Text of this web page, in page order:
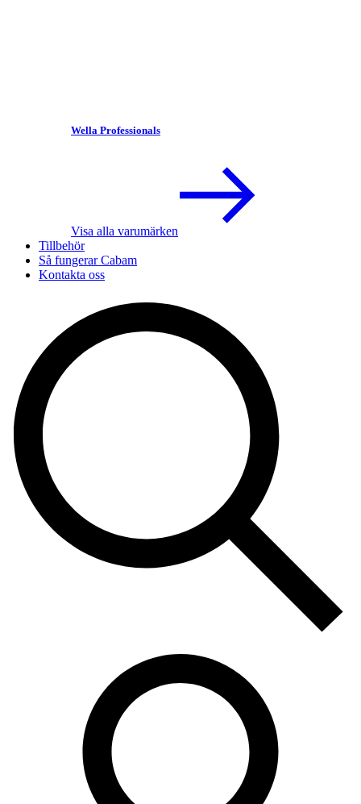
Wella Professionals
Visa alla varumärken
Tillbehör
Så fungerar Cabam
Kontakta oss